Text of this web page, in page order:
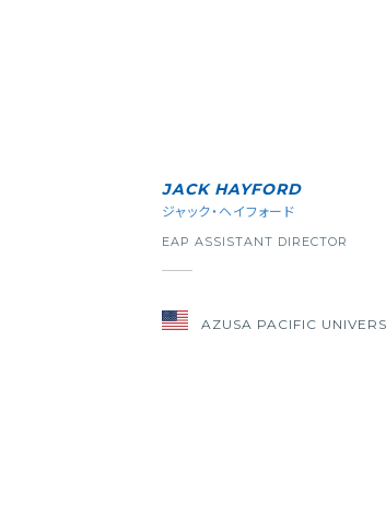
JACK HAYFORD
ジャック・ヘイフォード
EAP ASSISTANT DIRECTOR
AZUSA PACIFIC